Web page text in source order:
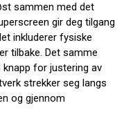
sammen med det
gir deg tilgang
inkluderer fysiske
tilbake. Det samme
for justering av
strekker seg langs
og gjennom